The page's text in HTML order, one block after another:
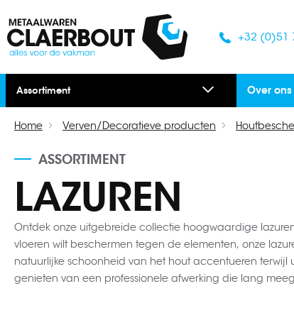
+32 (0)51
Assortiment Over ons
Home Verven/Decoratieve producten
ASSORTIMENT
LAZUREN
Ontdek onze uitgebreide collectie hoogwaardige
vloeren wilt beschermen tegen de elementen, onze
natuurlijke schoonheid van het hout accentueren terwijl
genieten van een professionele afwerking die lang